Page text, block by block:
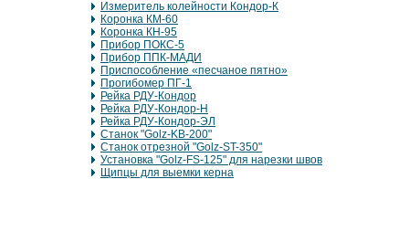
Измеритель колейности Кондор-К
Коронка КМ-60
Коронка КН-95
Прибор ПОКС-5
Прибор ППК-МАДИ
Приспособление «песчаное пятно»
Прогибомер ПГ-1
Рейка РДУ-Кондор
Рейка РДУ-Кондор-Н
Рейка РДУ-Кондор-ЭЛ
Станок "Golz-KB-200"
Станок отрезной "Golz-ST-350"
Установка "Golz-FS-125" для нарезки швов
Щипцы для выемки керна